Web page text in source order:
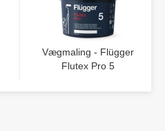
Vægmaling - Flügger
Flutex Pro 5